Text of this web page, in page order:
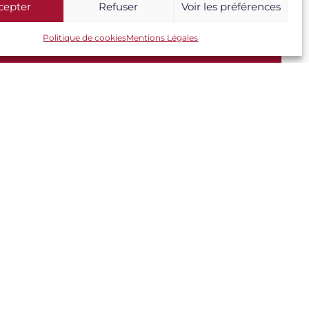
Refuser Voir les préférences
Politique de cookiesMentions Légales